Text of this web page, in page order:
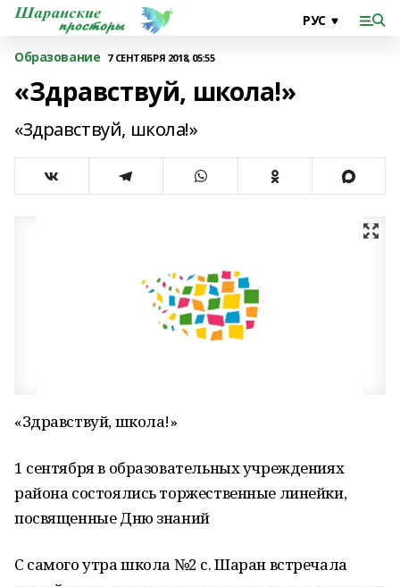
Образование 7 СЕНТЯБРЯ 2018, 05:55
«Здравствуй, школа!»
«Здравствуй, школа!»
«Здравствуй, школа!»
1 сентября в образовательных учреждениях
района состоялись торжественные линейки,
посвященные Дню знаний
С самого утра школа №2 с. Шаран встречала